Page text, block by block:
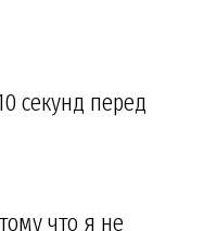
секунд перед
что я не